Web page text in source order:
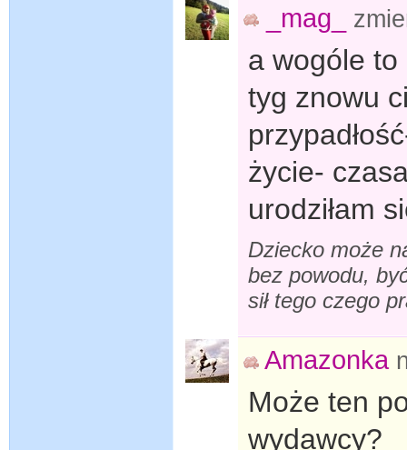
_mag_
a wogóle
tyg znowu
życie-
urodziłam
Dziecko może
bez powodu,
sił tego czego
Amazonka
Może ten
wydawcy?